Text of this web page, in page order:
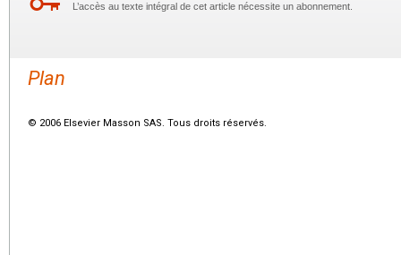
L’accès au texte intégral de cet article nécessite un abonnement.
Plan
© 2006 Elsevier Masson SAS. Tous droits réservés.